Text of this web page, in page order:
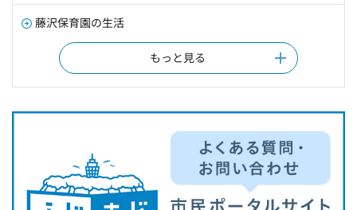
藤沢保育園の生活
もっと見る